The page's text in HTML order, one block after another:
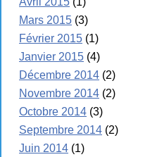
Mars 2015 (3)
Février 2015 (1)
Janvier 2015 (4)
Décembre 2014 (2)
Novembre 2014 (2)
Octobre 2014 (3)
Septembre 2014 (2)
Juin 2014 (1)